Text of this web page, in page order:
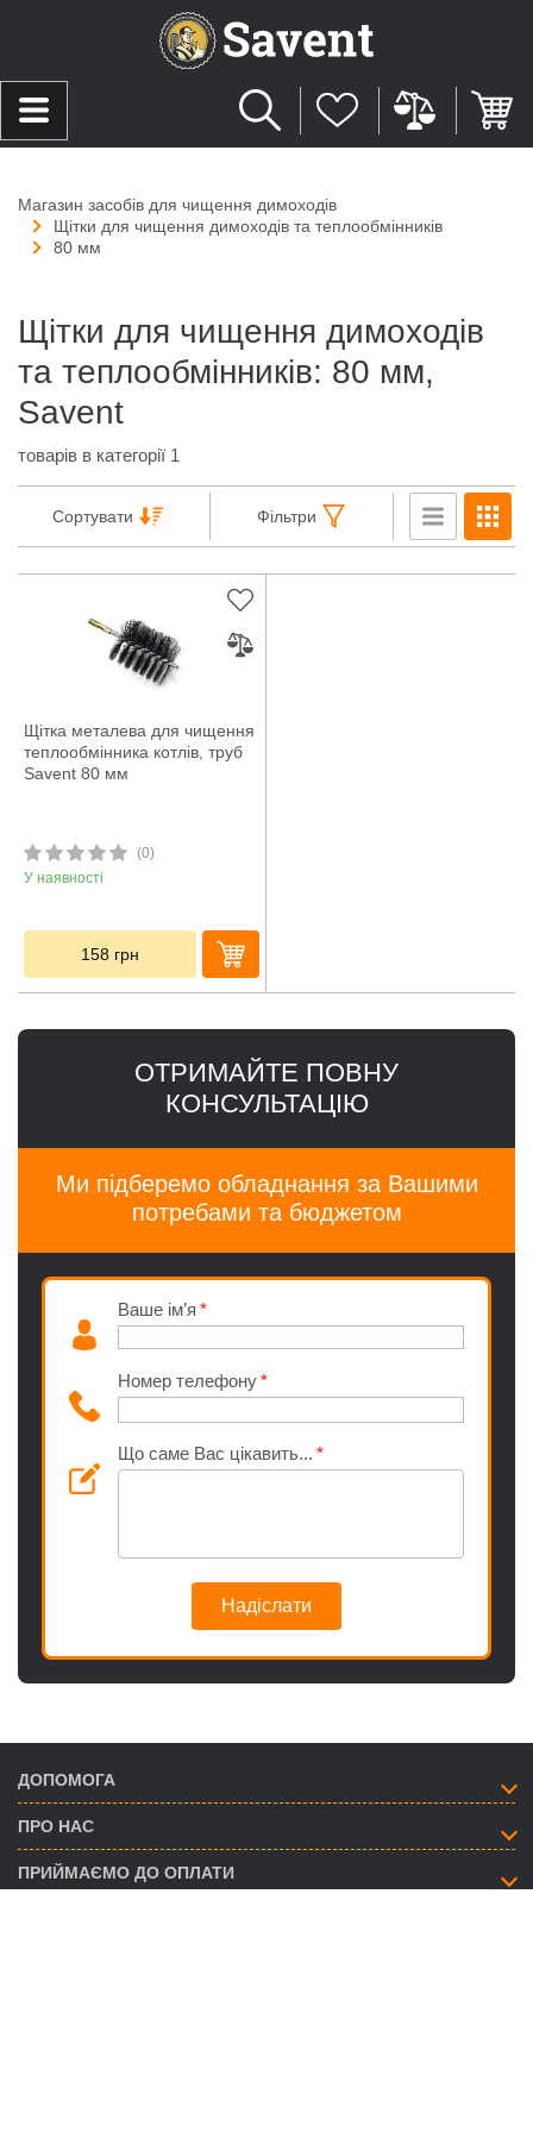
Магазин засобів для чищення димоходів
Щітки для чищення димоходів та теплообмінників
80 мм
Щітки для чищення димоходів
та теплообмінників: 80 мм,
Savent
товарів в категорії 1
Сортувати Фільтри
Щітка металева для чищення
теплообмінника котлів, труб
Savent 80 мм
(0)
У наявності
158 грн
ОТРИМАЙТЕ ПОВНУ
КОНСУЛЬТАЦІЮ
Ми підберемо обладнання за Вашими
потребами та бюджетом
Ваше ім’я
Номер телефону
Що саме Вас цікавить...
Надіслати
ДОПОМОГА
ПРО НАС
ПРИЙМАЄМО ДО ОПЛАТИ